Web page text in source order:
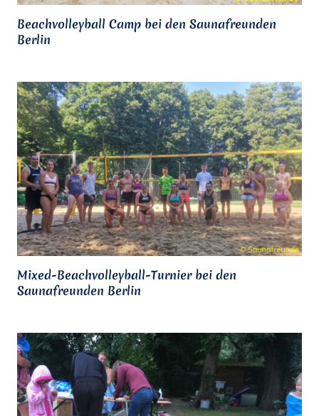
Beachvolleyball Camp bei den Saunafreunden
Berlin
Mixed-Beachvolleyball-Turnier bei den
Saunafreunden Berlin